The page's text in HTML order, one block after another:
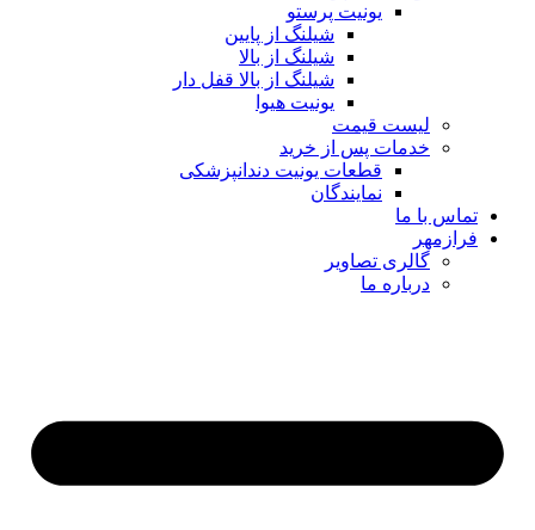
یونیت پرستو
شیلنگ از پایین
شیلنگ از بالا
شیلنگ از بالا قفل دار
یونیت هیوا
لیست قیمت
خدمات پس از خرید
قطعات یونیت دندانپزشکی
نمایندگان
تماس با ما
فرازمهر
گالری تصاویر
درباره ما